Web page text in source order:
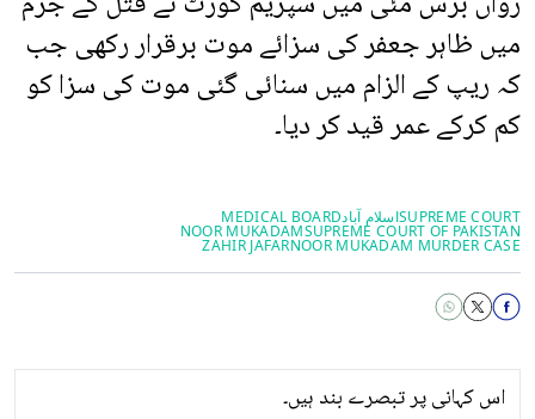
میں ظاہر جعفر کی سزائے موت برقرار رکھی جب
کہ ریپ کے الزام میں سنائی گئی موت کی سزا کو
کم کرکے عمر قید کر دیا۔
SUPREME COURTاسلام آبادMEDICAL BOARD
SUPREME COURT OF PAKISTAN
NOOR MUKADAM
NOOR MUKADAM MURDER CASE
ZAHIR JAFAR
اس کہانی پر تبصرے بند ہیں۔